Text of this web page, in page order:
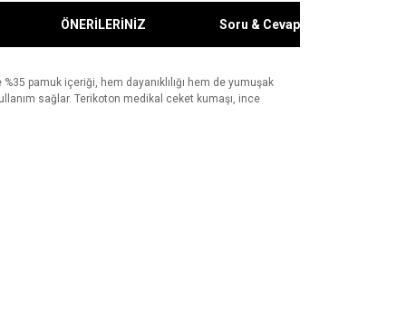
ÖNERİLERİNİZ Soru & Cevap
pamuk içeriği, hem dayanıklılığı hem de yumuşak
sağlar. Terikoton medikal ceket kumaşı, ince